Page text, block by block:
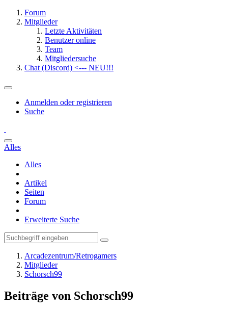
Forum
Mitglieder
Letzte Aktivitäten
Benutzer online
Team
Mitgliedersuche
Chat (Discord) <--- NEU!!!
Anmelden oder registrieren
Suche
Alles
Alles
Artikel
Seiten
Forum
Erweiterte Suche
Arcadezentrum/Retrogamers
Mitglieder
Schorsch99
Beiträge von Schorsch99